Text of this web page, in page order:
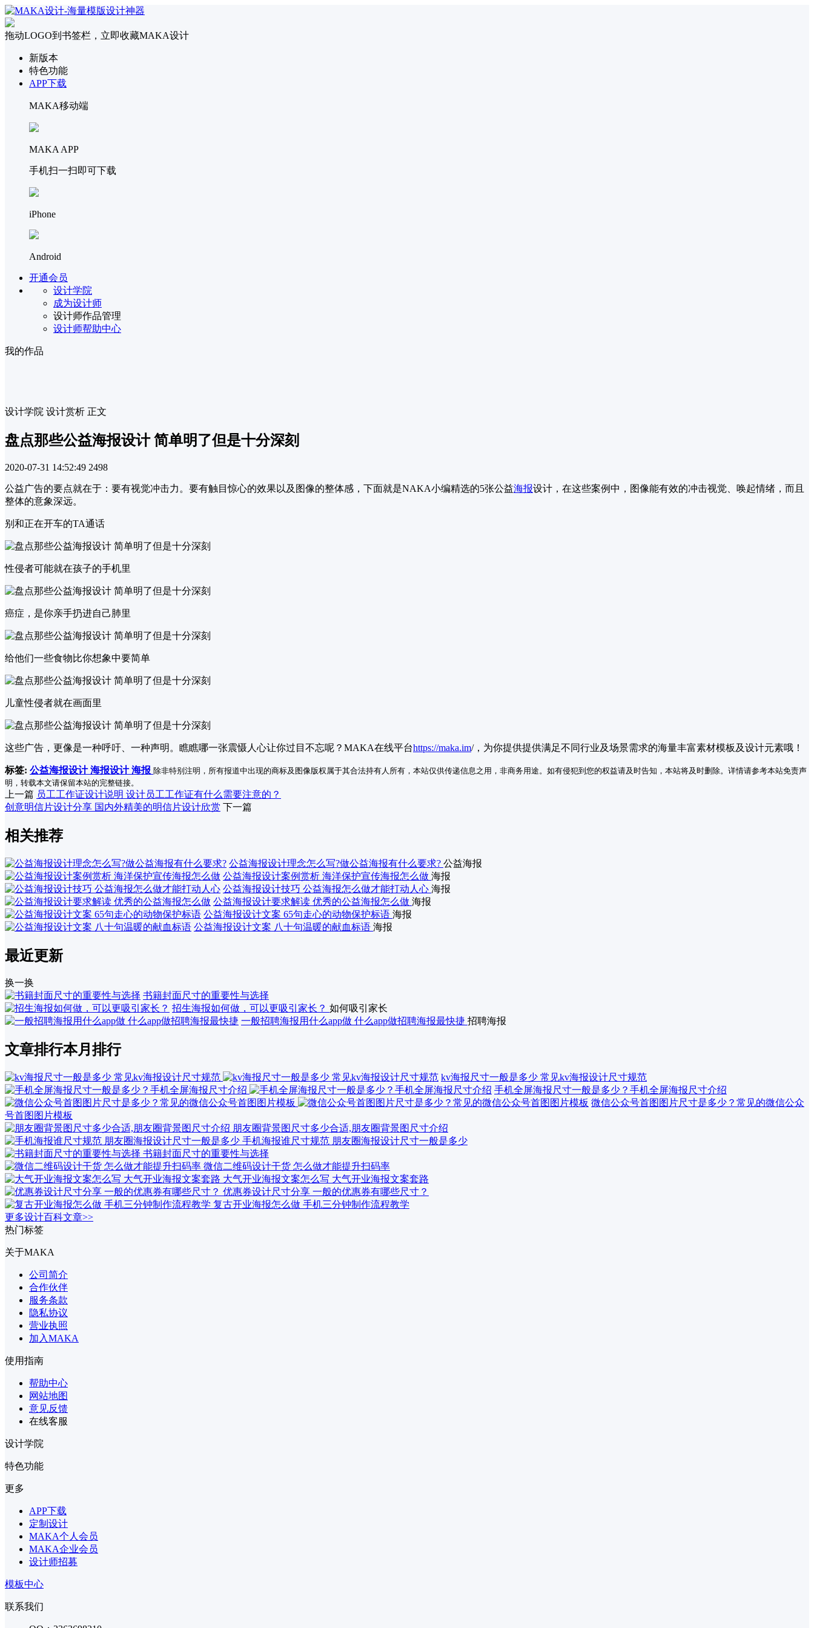
拖动LOGO到书签栏，立即收藏MAKA设计
新版本
特色功能
APP下载
MAKA移动端
MAKA APP
手机扫一扫即可下载
iPhone
Android
开通会员
设计学院
成为设计师
设计师作品管理
设计师帮助中心
我的作品
设计学院 设计赏析 正文
盘点那些公益海报设计 简单明了但是十分深刻
2020-07-31 14:52:49 2498
公益广告的要点就在于：要有视觉冲击力。要有触目惊心的效果以及图像的整体感，下面就是NAKA小编精选的5张公益海报设计，在这些案例中，图像能有效的冲击视觉、唤起情绪，而且
整体的意象深远。
别和正在开车的TA通话
性侵者可能就在孩子的手机里
癌症，是你亲手扔进自己肺里
给他们一些食物比你想象中要简单
儿童性侵者就在画面里
这些广告，更像是一种呼吁、一种声明。瞧瞧哪一张震慑人心让你过目不忘呢？MAKA在线平台https://maka.im/，为你提供提供满足不同行业及场景需求的海量丰富素材模板及设计元素哦！
标签: 公益海报设计海报设计海报 除非特别注明，所有报道中出现的商标及图像版权属于其合法持有人所有，本站仅供传递信息之用，非商务用途。如有侵犯到您的权益请及时告知，本站将及时删除。详情请参考本站免责声
明，转载本文请保留本站的完整链接。
上一篇 员工工作证设计说明 设计员工工作证有什么需要注意的？
创意明信片设计分享 国内外精美的明信片设计欣赏 下一篇
相关推荐
公益海报设计理念怎么写?做公益海报有什么要求? 公益海报
公益海报设计案例赏析 海洋保护宣传海报怎么做 海报
公益海报设计技巧 公益海报怎么做才能打动人心 海报
公益海报设计要求解读 优秀的公益海报怎么做 海报
公益海报设计文案 65句走心的动物保护标语 海报
公益海报设计文案 八十句温暖的献血标语 海报
最近更新
换一换
书籍封面尺寸的重要性与选择
招生海报如何做，可以更吸引家长？ 如何吸引家长
一般招聘海报用什么app做 什么app做招聘海报最快捷 招聘海报
文章排行本月排行
kv海报尺寸一般是多少 常见kv海报设计尺寸规范
手机全屏海报尺寸一般是多少？手机全屏海报尺寸介绍
微信公众号首图图片尺寸是多少？常见的微信公众
号首图图片模板
朋友圈背景图尺寸多少合适,朋友圈背景图尺寸介绍
手机海报谁尺寸规范 朋友圈海报设计尺寸一般是多少
书籍封面尺寸的重要性与选择
微信二维码设计干货 怎么做才能提升扫码率
大气开业海报文案怎么写 大气开业海报文案套路
优惠券设计尺寸分享 一般的优惠券有哪些尺寸？
复古开业海报怎么做 手机三分钟制作流程教学
更多设计百科文章>>
热门标签
关于MAKA
公司简介
合作伙伴
服务条款
隐私协议
营业执照
加入MAKA
使用指南
帮助中心
网站地图
意见反馈
在线客服
设计学院
特色功能
更多
APP下载
定制设计
MAKA个人会员
MAKA企业会员
设计师招募
模板中心
联系我们